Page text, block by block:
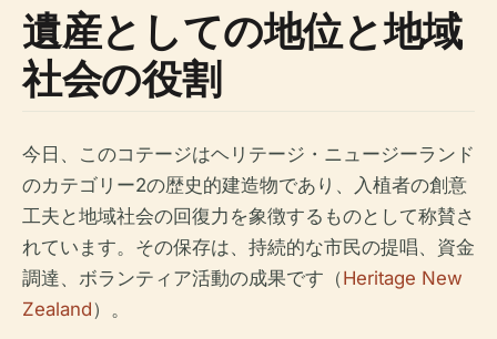
遺産としての地位と地域
社会の役割
今日、このコテージはヘリテージ・ニュージーランド
のカテゴリー2の歴史的建造物であり、入植者の創意
工夫と地域社会の回復力を象徴するものとして称賛さ
れています。その保存は、持続的な市民の提唱、資金
調達、ボランティア活動の成果です（Heritage New
Zealand）。